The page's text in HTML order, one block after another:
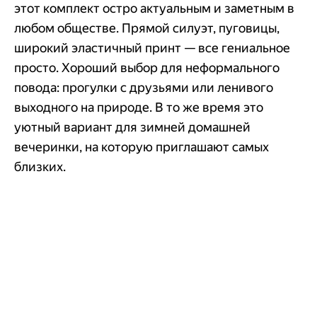
этот комплект остро актуальным и заметным в
любом обществе. Прямой силуэт, пуговицы,
широкий эластичный принт — все гениальное
просто. Хороший выбор для неформального
повода: прогулки с друзьями или ленивого
выходного на природе. В то же время это
уютный вариант для зимней домашней
вечеринки, на которую приглашают самых
близких.